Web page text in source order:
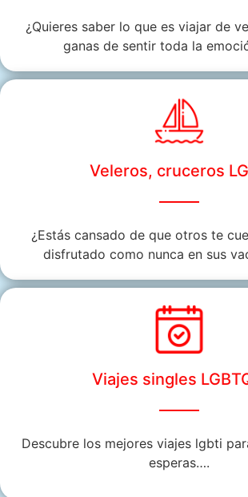
¿Quieres saber lo que es viajar de
ganas de sentir toda la
Veleros, cruceros
¿Estás cansado de que otros te
disfrutado como nunca en sus
Viajes singles
Descubre los mejores viajes lgbti
esperas….